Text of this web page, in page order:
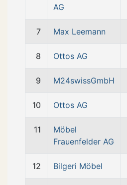
AG
7 Max Leemann
8 Ottos AG
9 M24swissGmbH
10 Ottos AG
11
Möbel
Frauenfelder AG
12 Bilgeri Möbel